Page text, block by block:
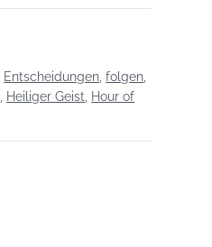
Entscheidungen ,folgen
Heiliger Geist Hour of